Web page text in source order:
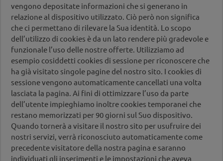
vengono depositate informazioni che si generano in
relazione al dispositivo utilizzato. Ciò però non significa
che ci permettano di rilevare la Sua identità. Lo scopo
dell’utilizzo di cookies è da un lato rendere più gradevole e
funzionale l’uso delle nostre offerte. Utilizziamo ad
esempio cosiddetti cookies di sessione per riconoscere che
ha già visitato singole pagine del nostro sito. I cookies di
sessione vengono automaticamente cancellati una volta
lasciata la pagina. Ai fini di ottimizzare l’uso da parte
dell’utente impieghiamo inoltre cookies temporanei che
restano memorizzati per 90 giorni sul Suo dispositivo.
Quando tornerà a visitare il nostro sito per usufruire dei
nostri servizi, verrà riconosciuto automaticamente come
precedente visitatore della nostra pagina e saranno
individuati gli inserimenti e le impostazioni che aveva